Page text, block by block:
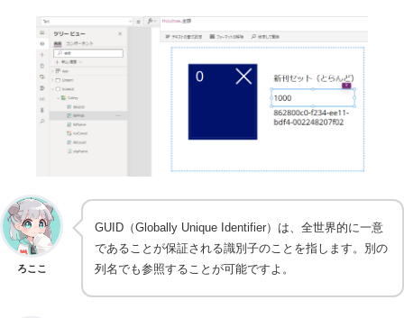
ろここ
GUID（Globally Unique Identifier）は、全世界的に一意
であることが保証される識別子のことを指します。別の
列名でも参照することが可能ですよ。